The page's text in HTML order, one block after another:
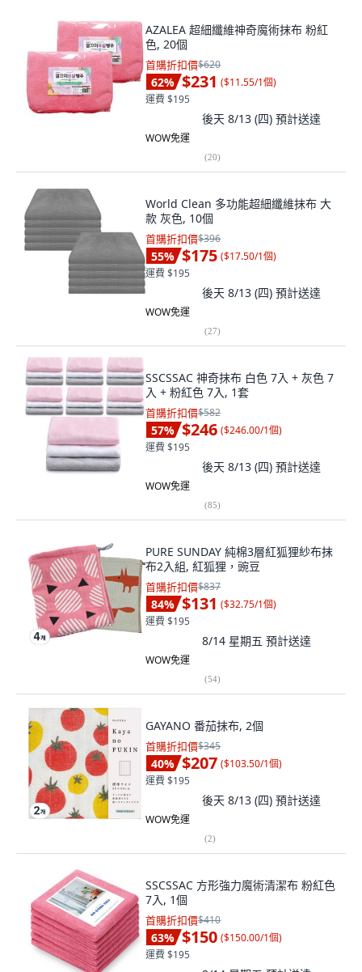
AZALEA 超細纖維神奇魔術抹布 粉紅
色, 20個
首購折扣價$620
62% $231 ($11.55/1個)
運費 $195
後天 8/13 (四) 預計送達
WOW免運
(20)
World Clean 多功能超細纖維抹布 大
款 灰色, 10個
首購折扣價$396
55% $175 ($17.50/1個)
運費 $195
後天 8/13 (四) 預計送達
WOW免運
(27)
SSCSSAC 神奇抹布 白色 7入 + 灰色 7
入 + 粉紅色 7入, 1套
首購折扣價$582
57% $246 ($246.00/1個)
運費 $195
後天 8/13 (四) 預計送達
WOW免運
(85)
PURE SUNDAY 純棉3層紅狐狸紗布抹
布2入組, 紅狐狸，豌豆
首購折扣價$837
84% $131 ($32.75/1個)
運費 $195
8/14 星期五 預計送達
WOW免運
(54)
GAYANO 番茄抹布, 2個
首購折扣價$345
40% $207 ($103.50/1個)
運費 $195
後天 8/13 (四) 預計送達
WOW免運
(2)
SSCSSAC 方形強力魔術清潔布 粉紅色
7入, 1個
首購折扣價$410
63% $150 ($150.00/1個)
運費 $195